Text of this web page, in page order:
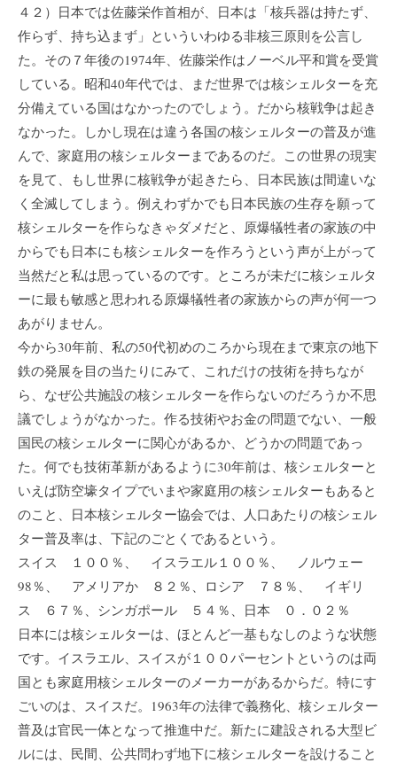
４２）日本では佐藤栄作首相が、日本は「核兵器は持たず、
作らず、持ち込まず」といういわゆる非核三原則を公言し
た。その７年後の1974年、佐藤栄作はノーベル平和賞を受賞
している。昭和40年代では、まだ世界では核シェルターを充
分備えている国はなかったのでしょう。だから核戦争は起き
なかった。しかし現在は違う各国の核シェルターの普及が進
んで、家庭用の核シェルターまであるのだ。この世界の現実
を見て、もし世界に核戦争が起きたら、日本民族は間違いな
く全滅してしまう。例えわずかでも日本民族の生存を願って
核シェルターを作らなきゃダメだと、原爆犠牲者の家族の中
からでも日本にも核シェルターを作ろうという声が上がって
当然だと私は思っているのです。ところが未だに核シェルタ
ーに最も敏感と思われる原爆犠牲者の家族からの声が何一つ
あがりません。
今から30年前、私の50代初めのころから現在まで東京の地下
鉄の発展を目の当たりにみて、これだけの技術を持ちなが
ら、なぜ公共施設の核シェルターを作らないのだろうか不思
議でしょうがなかった。作る技術やお金の問題でない、一般
国民の核シェルターに関心があるか、どうかの問題であっ
た。何でも技術革新があるように30年前は、核シェルターと
いえば防空壕タイプでいまや家庭用の核シェルターもあると
のこと、日本核シェルター協会では、人口あたりの核シェル
ター普及率は、下記のごとくであるという。
スイス １００％、 イスラエル１００％、 ノルウェー
98％、 アメリアか ８２％、ロシア ７８％、 イギリ
ス ６７％、シンガポール ５４％、日本 ０．０２％
日本には核シェルターは、ほとんど一基もなしのような状態
です。イスラエル、スイスが１００パーセントというのは両
国とも家庭用核シェルターのメーカーがあるからだ。特にす
ごいのは、スイスだ。1963年の法律で義務化、核シェルター
普及は官民一体となって推進中だ。新たに建設される大型ビ
ルには、民間、公共問わず地下に核シェルターを設けること